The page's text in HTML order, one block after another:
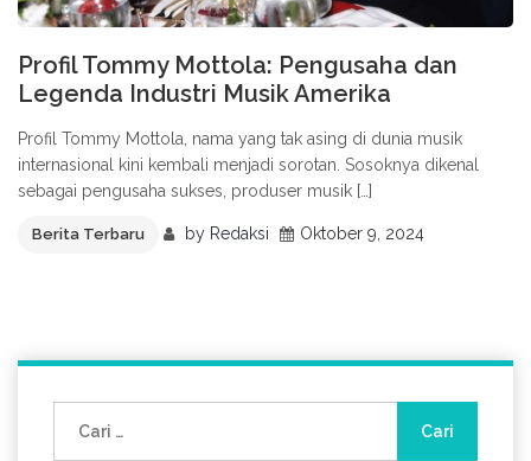
Profil Tommy Mottola: Pengusaha dan
Legenda Industri Musik Amerika
Profil Tommy Mottola, nama yang tak asing di dunia musik
internasional kini kembali menjadi sorotan. Sosoknya dikenal
sebagai pengusaha sukses, produser musik […]
Berita Terbaru by Redaksi Oktober 9, 2024
untuk: